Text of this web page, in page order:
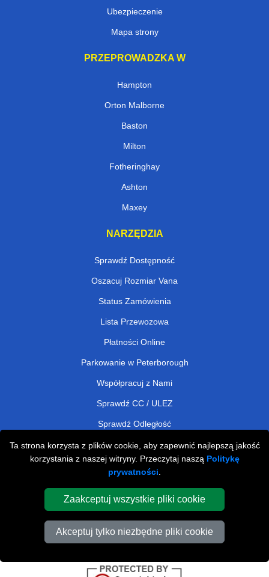
Ta strona korzysta z plików cookie, aby zapewnić najlepszą jakość
korzystania z naszej witryny. Przeczytaj naszą Politykę
prywatności
Zaakceptuj wszystkie pliki cookie
Akceptuj tylko niezbędne pliki cookie
Ubezpieczenie
Mapa strony
PRZEPROWADZKA W
Hampton
Orton Malborne
Baston
Milton
Fotheringhay
Ashton
Maxey
NARZĘDZIA
Sprawdź Dostępność
Oszacuj Rozmiar Vana
Status Zamówienia
Lista Przewozowa
Płatności Online
Parkowanie w Peterborough
Współpracuj z Nami
Sprawdź CC / ULEZ
Sprawdź Odległość
Affordable Removals London
Car Transport Peterborough